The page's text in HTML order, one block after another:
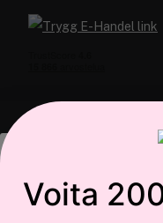
Tämä
Käytämme evästeitä
Meistä
Voita